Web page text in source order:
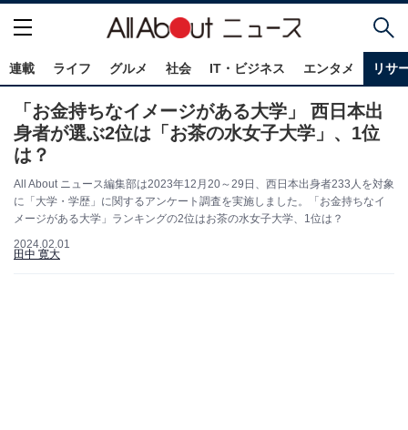
連載 ライフ グルメ 社会 IT・ビジネス エンタメ リサ
「お金持ちなイメージがある大学」 西日本出
身者が選ぶ2位は「お茶の水女子大学」、1位
は？
All About ニュース編集部は2023年12月20～29日、西日本出身者233人を対象
に「大学・学歴」に関するアンケート調査を実施しました。「お金持ちなイ
メージがある大学」ランキングの2位はお茶の水女子大学、1位は？
2024.02.01
田中 寛大